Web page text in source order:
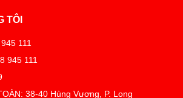
TÔI
111
945 111
38-40 Hùng Vương, P. Long